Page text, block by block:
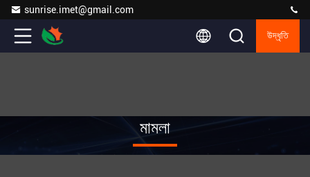
sunrise.imet@gmail.com
উদ্ধৃতি
মামলা